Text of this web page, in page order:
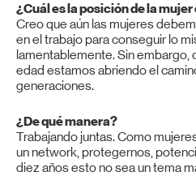
¿Cuál es la posición de la
Creo que aún las mujeres
en el trabajo para conseguir lo
lamentablemente. Sin embargo,
edad estamos abriendo el
generaciones.
¿De qué manera?
Trabajando juntas. Como
un network, protegernos,
diez años esto no sea un tema